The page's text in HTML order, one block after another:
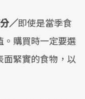
／即使是當季食
購買時一定要選
緊實的食物，以